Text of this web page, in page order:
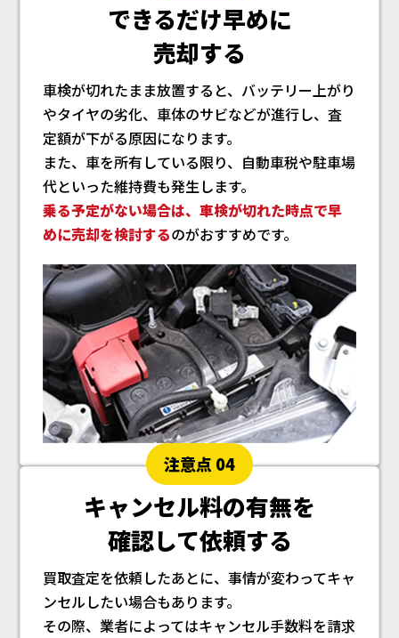
できるだけ早めに
売却する
車検が切れたまま放置すると、バッテリー上がり
やタイヤの劣化、車体のサビなどが進行し、査
定額が下がる原因になります。
また、車を所有している限り、自動車税や駐車場
代といった維持費も発生します。
乗る予定がない場合は、車検が切れた時点で早
めに売却を検討するのがおすすめです。
注意点 04
キャンセル料の有無を
確認して依頼する
買取査定を依頼したあとに、事情が変わってキャ
ンセルしたい場合もあります。
その際、業者によってはキャンセル手数料を請求